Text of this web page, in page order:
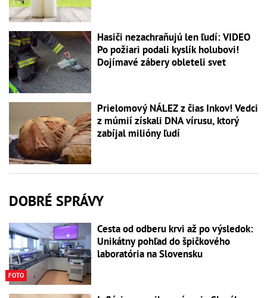
Hasiči nezachraňujú len ľudí: VIDEO
Po požiari podali kyslík holubovi!
Dojímavé zábery obleteli svet
Prielomový NÁLEZ z čias Inkov! Vedci
z múmií získali DNA vírusu, ktorý
zabíjal milióny ľudí
DOBRÉ SPRÁVY
FOTO
Cesta od odberu krvi až po výsledok:
Unikátny pohľad do špičkového
laboratória na Slovensku